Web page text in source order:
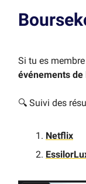
Si tu es
événements de
🔍 Suivi des
Netflix